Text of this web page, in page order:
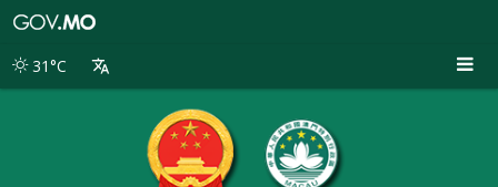
別
31°C